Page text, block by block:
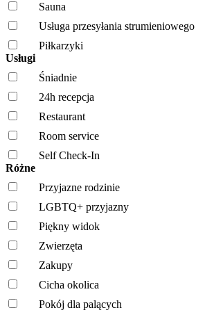
Sauna
Usługa przesyłania strumieniowego
Piłkarzyki
Usługi
Śniadnie
24h recepcja
Restaurant
Room service
Self Check-In
Różne
Przyjazne rodzinie
LGBTQ+ przyjazny
Piękny widok
Zwierzęta
Zakupy
Cicha okolica
Pokój dla palących